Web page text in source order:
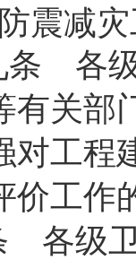
震减
条 各
有关部
对工程
价工作
各级